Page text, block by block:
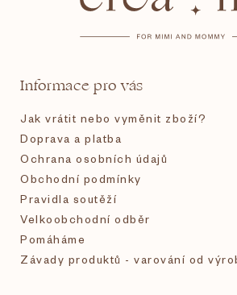
Informace pro vás
Jak vrátit nebo vyměnit zboží?
Doprava a platba
Ochrana osobních údajů
Obchodní podmínky
Pravidla soutěží
Velkoobchodní odběr
Pomáháme
Závady produktů - varování od